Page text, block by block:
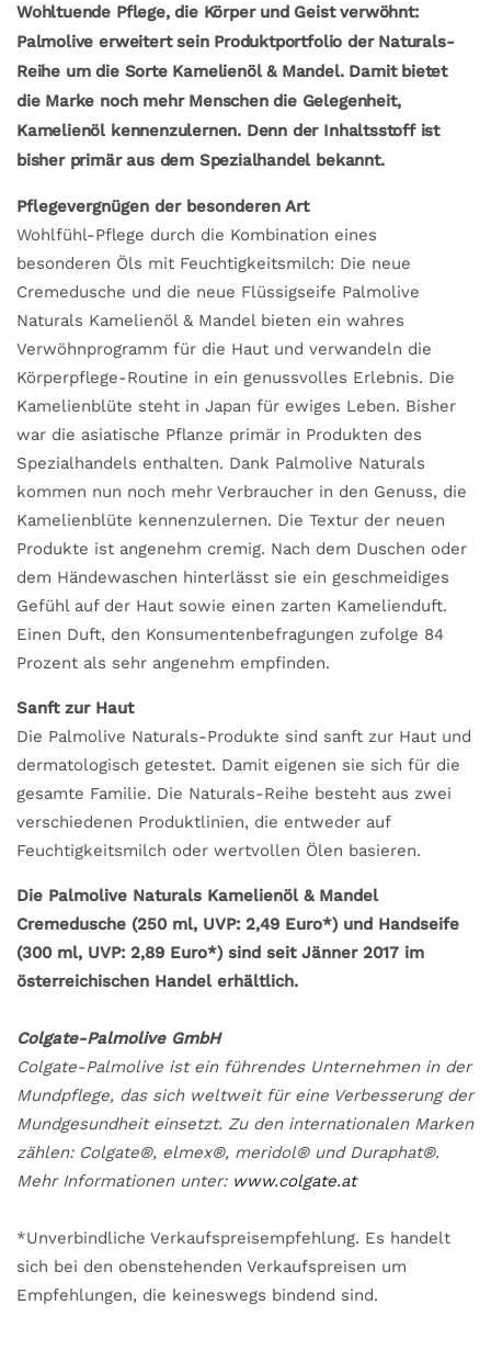
Wohltuende Pflege, die Körper und Geist verwöhnt:
Palmolive erweitert sein Produktportfolio der Naturals-
Reihe um die Sorte Kamelienöl & Mandel. Damit bietet
die Marke noch mehr Menschen die Gelegenheit,
Kamelienöl kennenzulernen. Denn der Inhaltsstoff ist
bisher primär aus dem Spezialhandel bekannt.
Pflegevergnügen der besonderen Art
Wohlfühl-Pflege durch die Kombination eines
besonderen Öls mit Feuchtigkeitsmilch: Die neue
Cremedusche und die neue Flüssigseife Palmolive
Naturals Kamelienöl & Mandel bieten ein wahres
Verwöhnprogramm für die Haut und verwandeln die
Körperpflege-Routine in ein genussvolles Erlebnis. Die
Kamelienblüte steht in Japan für ewiges Leben. Bisher
war die asiatische Pflanze primär in Produkten des
Spezialhandels enthalten. Dank Palmolive Naturals
kommen nun noch mehr Verbraucher in den Genuss, die
Kamelienblüte kennenzulernen. Die Textur der neuen
Produkte ist angenehm cremig. Nach dem Duschen oder
dem Händewaschen hinterlässt sie ein geschmeidiges
Gefühl auf der Haut sowie einen zarten Kamelienduft.
Einen Duft, den Konsumentenbefragungen zufolge 84
Prozent als sehr angenehm empfinden.
Sanft zur Haut
Die Palmolive Naturals-Produkte sind sanft zur Haut und
dermatologisch getestet. Damit eigenen sie sich für die
gesamte Familie. Die Naturals-Reihe besteht aus zwei
verschiedenen Produktlinien, die entweder auf
Feuchtigkeitsmilch oder wertvollen Ölen basieren.
Die Palmolive Naturals Kamelienöl & Mandel
Cremedusche (250 ml, UVP: 2,49 Euro*) und Handseife
(300 ml, UVP: 2,89 Euro*) sind seit Jänner 2017 im
österreichischen Handel erhältlich.
Colgate-Palmolive GmbH
Colgate-Palmolive ist ein führendes Unternehmen in der
Mundpflege, das sich weltweit für eine Verbesserung der
Mundgesundheit einsetzt. Zu den internationalen Marken
zählen: Colgate®, elmex®, meridol® und Duraphat®.
Mehr Informationen unter: www.colgate.at
*Unverbindliche Verkaufspreisempfehlung. Es handelt
sich bei den obenstehenden Verkaufspreisen um
Empfehlungen, die keineswegs bindend sind.